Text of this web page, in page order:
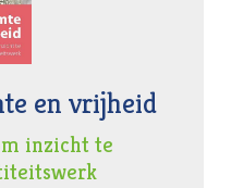
en vrijheid
inzicht te